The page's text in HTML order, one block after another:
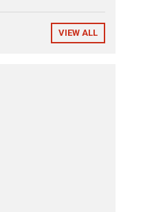
VIEW ALL